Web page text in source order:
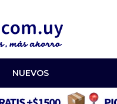
NUEVOS